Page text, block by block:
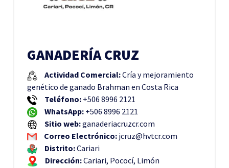
GANADERÍA CRUZ
Actividad Comercial:Cría y mejoramiento
genético de ganado Brahman en Costa Rica
Teléfono: +506 8996 2121
WhatsApp: +506 8996 2121
Sitio web:ganaderiacruzcr.com
Correo Electrónico: jcruz@hvtcr.com
Distrito:Cariari
Dirección:Cariari, Pococí, Limón